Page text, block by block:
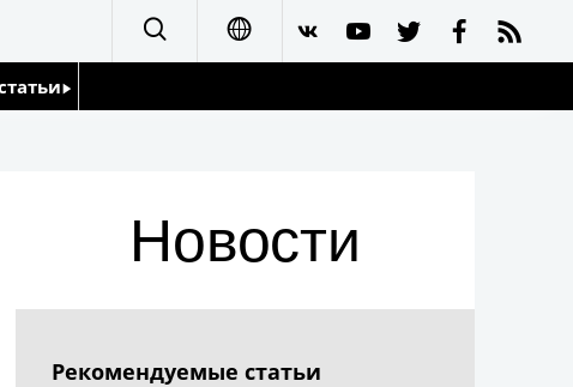
Новости
Рекомендуемые статьи